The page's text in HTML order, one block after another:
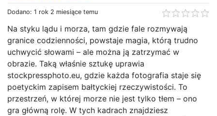
Dodano: 1 rok 2 miesiące temu
Na styku lądu i morza, tam gdzie fale rozmywają
granice codzienności, powstaje magia, którą trudno
uchwycić słowami – ale można ją zatrzymać w
obrazie. Taką właśnie sztukę uprawia
stockpressphoto.eu, gdzie każda fotografia staje się
poetyckim zapisem bałtyckiej rzeczywistości. To
przestrzeń, w której morze nie jest tylko tłem – ono
gra główną rolę. W tych kadrach znajdziesz